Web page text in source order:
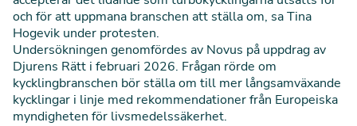
och för att uppmana branschen att ställa om, sa Tina
Hogevik under protesten.
Undersökningen genomfördes av Novus på uppdrag av
Djurens Rätt i februari 2026. Frågan rörde om
kycklingbranschen bör ställa om till mer långsamväxande
kycklingar i linje med rekommendationer från Europeiska
myndigheten för livsmedelssäkerhet.